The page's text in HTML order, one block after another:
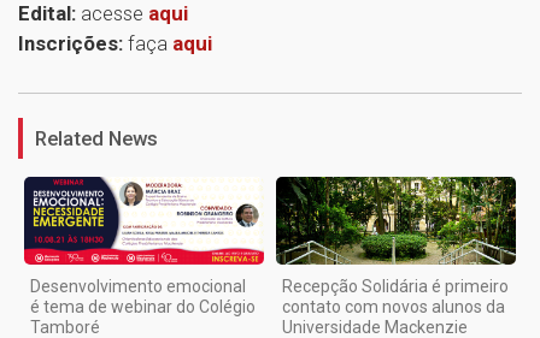
Edital: acesse aqui
Inscrições: faça aqui
Related News
Desenvolvimento emocional
é tema de webinar do Colégio
Tamboré
Recepção Solidária é primeiro
contato com novos alunos da
Universidade Mackenzie